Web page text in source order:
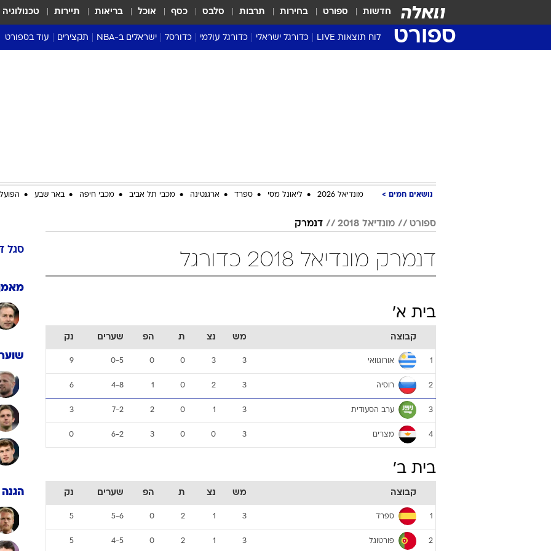
חדשות ספורט בחירות תרבות סלבס כסף אוכל בריאות תיירות טכנולוגיה
ספורט לוח תוצאות LIVE כדורגל ישראלי
ליגה א'
כדורגל עולמי
דרום אמריקה
כדורסל ישראלים ב-NBA תקצירים עוד בספורט
סערה
ספורט
החידה של
כתבו לנו
נושאים חמים מונדיאל 2026 ליאונל מסי ספרד ארגנטינה מכבי תל אביב מכבי חיפה באר שבע
ספורט מונדיאל 2018 דנמרק
דנמרק מונדיאל 2018 כדורגל
בית א'
קבוצה מש נצ ת הפ שערים נק
1 אורוגוואי 3
3
0
0
0-5
9
2 רוסיה 3
2
0
1
4-8
6
3 ערב הסעודית 3
1
0
2
7-2
3
4 מצרים 3
0
0
3
6-2
0
בית ב'
קבוצה מש נצ ת הפ שערים נק
1 ספרד 3
1
2
0
5-6
5
2 פורטוגל 3
1
2
0
4-5
5
סגל
מאמן
הגנה